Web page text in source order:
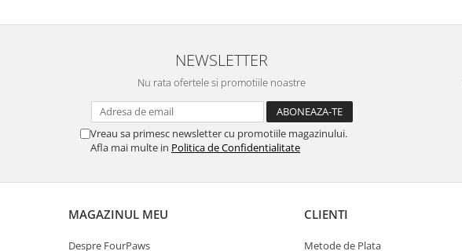
NEWSLETTER
Nu rata ofertele si promotiile noastre
Vreau sa primesc newsletter cu promotiile magazinului.
Afla mai multe in Politica de Confidentialitate
MAGAZINUL MEU
Despre FourPaws
CLIENTI
Metode de Plata